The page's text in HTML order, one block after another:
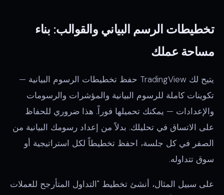
تخطيطات الرسم البياني والقوالب: بناء
مساحة عملك
يتيح لك TradingView حفظ تخطيطات الرسوم البيانية —
تكوينات كاملة للرسوم البيانية والمؤشرات والرسومات
والإعدادات — يمكنك تحميلها فوراً. هذا ضروري للحفاظ
على الاتساق في تحليلك. بدلاً من إعداد رسومك البيانية من
الصفر في كل جلسة، احفظ تخطيطاً لكل استراتيجية أو
سوق تتداوله.
على سبيل المثال، أنشئ تخطيط "التداول المتأرجح للعملات